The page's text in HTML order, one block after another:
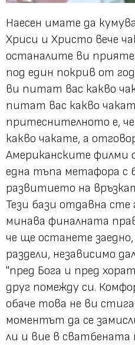
Наесен имате да
Хриси и Христо вече
останалите ви
под един покрив от
ви питат вас какво
питат вас какво
притеснителното е,
какво чакате, а
Американските филми
една тъпа метафора с
развитието на
Тези бази отдавна сте
минава финалната
че ще останете
раздели, независимо
"пред Бога и пред
друг помежду си.
обаче това не ви
моментът да се
ли и вие в сватбената